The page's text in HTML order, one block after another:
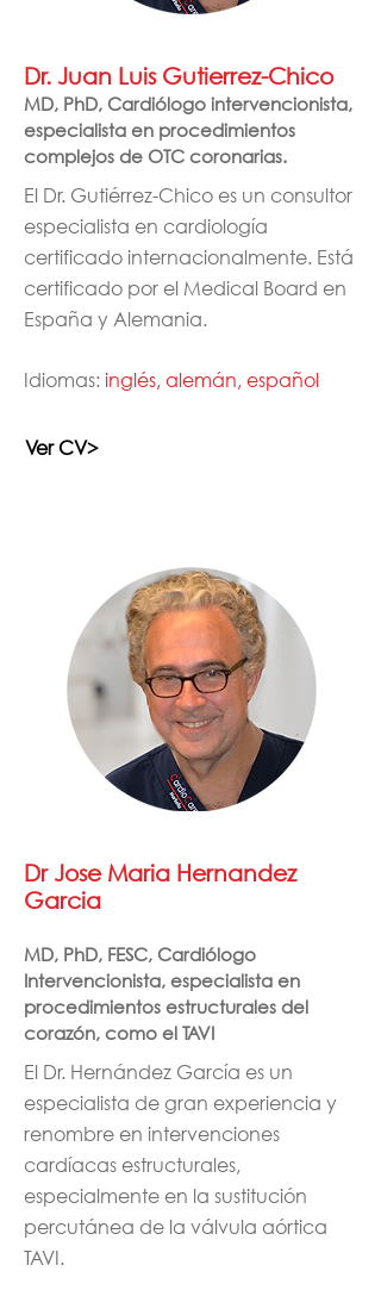
Dr. Juan Luis Gutierrez-Chico
MD, PhD, Cardiólogo intervencionista,
especialista en procedimientos
complejos de OTC coronarias.
El Dr. Gutiérrez-Chico es un consultor
especialista en cardiología
certificado internacionalmente. Está
certificado por el Medical Board en
España y Alemania.
Idiomas:inglés, alemán, español
Ver CV>
Dr Jose Maria Hernandez
Garcia
MD, PhD, FESC, Cardiólogo
Intervencionista, especialista en
procedimientos estructurales del
corazón, como el TAVI
El Dr. Hernández García es un
especialista de gran experiencia y
renombre en intervenciones
cardíacas estructurales,
especialmente en la sustitución
percutánea de la válvula aórtica
TAVI.